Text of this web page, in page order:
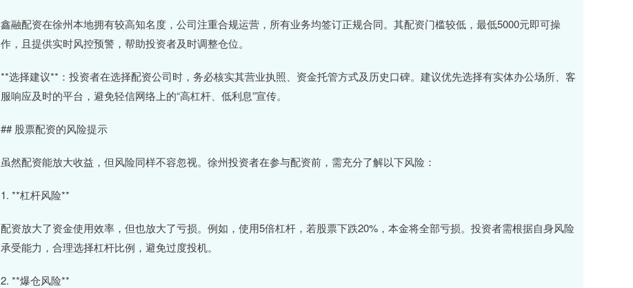
鑫融配资在徐州本地拥有较高知名度，公司注重合规运营，所有业务均签订正规合同。其配资门槛较低，最低5000元即可操
作，且提供实时风控预警，帮助投资者及时调整仓位。
**选择建议**：投资者在选择配资公司时，务必核实其营业执照、资金托管方式及历史口碑。建议优先选择有实体办公场所、客
服响应及时的平台，避免轻信网络上的“高杠杆、低利息”宣传。
## 股票配资的风险提示
虽然配资能放大收益，但风险同样不容忽视。徐州投资者在参与配资前，需充分了解以下风险：
1. **杠杆风险**
配资放大了资金使用效率，但也放大了亏损。例如，使用5倍杠杆，若股票下跌20%，本金将全部亏损。投资者需根据自身风险
承受能力，合理选择杠杆比例，避免过度投机。
2. **爆仓风险**